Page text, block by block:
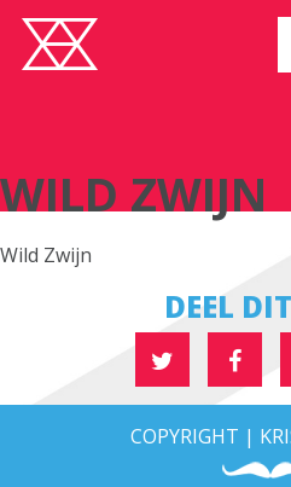
WILD ZWIJN
Wild Zwijn
DEEL
COPYRIGHT |